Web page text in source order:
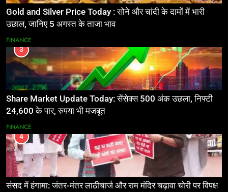
Gold and Silver Price Today : सोने और चांदी के दामों में भारी
उछाल, जानिए 5 अगस्त के ताजा भाव
FINANCE
3
Share Market Update Today: सेंसेक्स 500 अंक उछला, निफ्टी
24,600 के पार, रुपया भी मजबूत
FINANCE
4
संसद में हंगामा: जंतर-मंतर लाठीचार्ज और राम मंदिर चढ़ावा चोरी पर विपक्ष